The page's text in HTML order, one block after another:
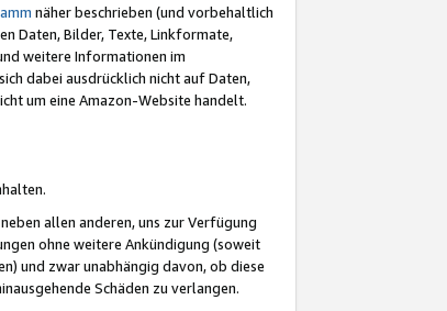
näher beschrieben (und vorbehaltlich
Daten, Bilder, Texte, Linkformate,
weitere Informationen im
dabei ausdrücklich nicht auf Daten,
um eine Amazon-Website handelt.
allen anderen, uns zur Verfügung
ohne weitere Ankündigung (soweit
und zwar unabhängig davon, ob diese
Schäden zu verlangen.